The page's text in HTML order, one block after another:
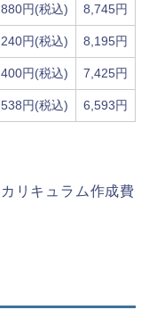
円(税込) 8,745円
円(税込) 8,195円
円(税込) 7,425円
円(税込) 6,593円
リキュラム作成費